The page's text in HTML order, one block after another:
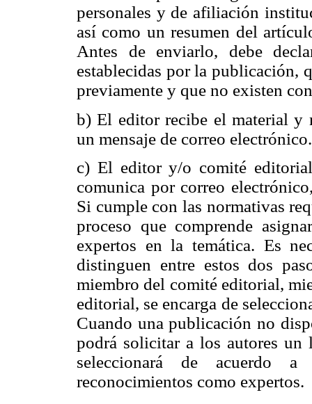
personales y de afiliación
así como un resumen del
Antes de enviarlo, debe
establecidas por la publicación,
previamente y que no existen
b) El editor recibe el material y
un mensaje de correo electrónico.
c) El editor y/o comité
comunica por correo
Si cumple con las normativas
proceso que comprende
expertos en la temática. Es
distinguen entre estos dos
miembro del comité editorial,
editorial, se encarga de
Cuando una publicación no
podrá solicitar a los autores
seleccionará de acuerdo
reconocimientos como expertos.